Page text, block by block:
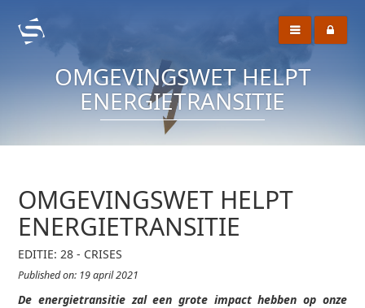
OMGEVINGSWET HELPT
ENERGIETRANSITIE
OMGEVINGSWET HELPT
ENERGIETRANSITIE
EDITIE: 28 - CRISES
Published on: 19 april 2021
De energietransitie zal een grote impact hebben op onze